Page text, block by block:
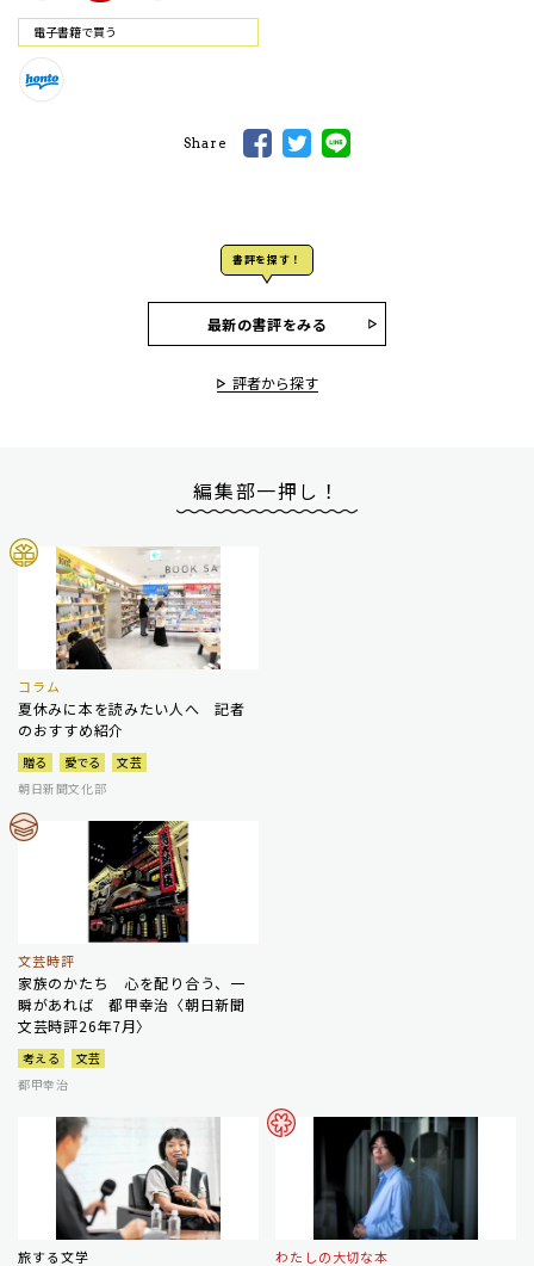
電⼦書籍で買う
Share
書評を探す！
最新の書評をみる
評者から探す
編集部一押し！
コラム
夏休みに本を読みたい人へ 記者
のおすすめ紹介
贈る 愛でる
文芸
朝日新聞文化部
文芸時評
家族のかたち 心を配り合う、一
瞬があれば 都甲幸治〈朝日新聞
文芸時評26年7月〉
考える
文芸
都甲幸治
旅する文学 わたしの大切な本